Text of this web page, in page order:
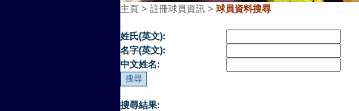
主頁 > 註冊球員資訊 > 球員資料搜尋
姓氏(英文):
名字(英文):
中文姓名:
搜尋結果: